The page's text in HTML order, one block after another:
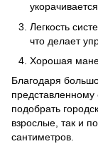
Легкость
что делает
Хорошая
Благодаря
подобрать
взрослые, так и
сантиметров.